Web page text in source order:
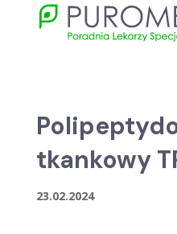
tkankowy
23.02.2024